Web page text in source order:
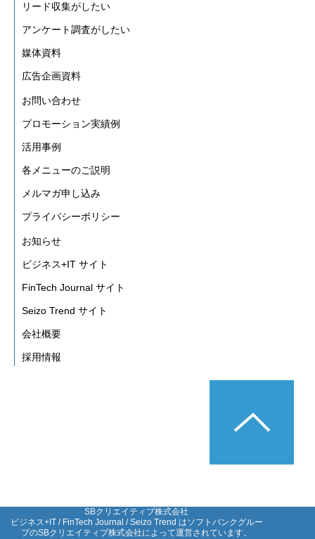
リード収集がしたい
アンケート調査がしたい
媒体資料
広告企画資料
お問い合わせ
プロモーション実績例
活用事例
各メニューのご説明
メルマガ申し込み
プライバシーポリシー
お知らせ
ビジネス+IT サイト
FinTech Journal サイト
Seizo Trend サイト
会社概要
採用情報
SBクリエイティブ株式会社
ビジネス+IT / FinTech Journal / Seizo Trend はソフトバンクグルー
プのSBクリエイティブ株式会社によって運営されています。